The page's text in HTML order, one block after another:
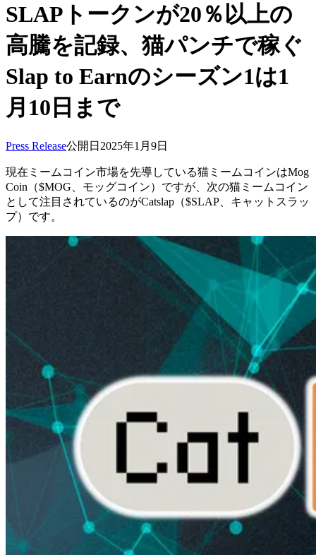
SLAPトークンが20％以上の
高騰を記録、猫パンチで稼ぐ
Slap to Earnのシーズン1は1
月10日まで
Press Release公開日 2025年1月9日
現在ミームコイン市場を先導している猫ミームコインはMog
Coin（$MOG、モッグコイン）ですが、次の猫ミームコイン
として注目されているのがCatslap（$SLAP、キャットスラッ
プ）です。